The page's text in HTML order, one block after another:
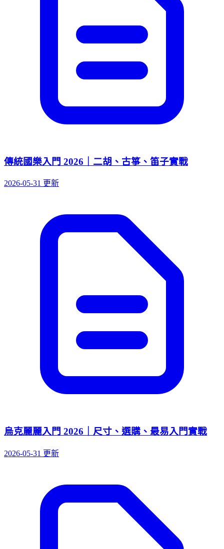
傳統國樂入門 2026｜二胡、古箏、笛子實戰
2026-05-31 更新
烏克麗麗入門 2026｜尺寸、選購、最易入門實戰
2026-05-31 更新